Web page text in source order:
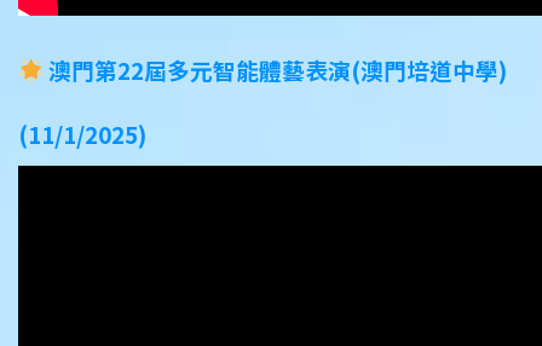
澳門第22屆多元智能體藝表演(澳門培道中學)
(11/1/2025)